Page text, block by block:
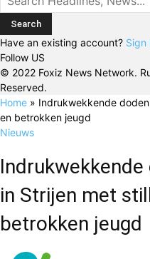
Have an existing account? Sign
Follow US
© 2022 Foxiz News Network.
Reserved.
Home » Indrukwekkende
en betrokken jeugd
Nieuws
in Strijen met
betrokken jeugd